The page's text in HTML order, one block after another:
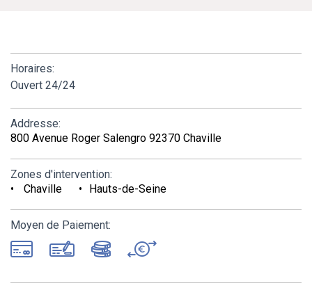
Horaires:
Ouvert 24/24
Addresse:
800 Avenue Roger Salengro 92370 Chaville
Zones d'intervention:
Chaville
Hauts-de-Seine
Moyen de Paiement: